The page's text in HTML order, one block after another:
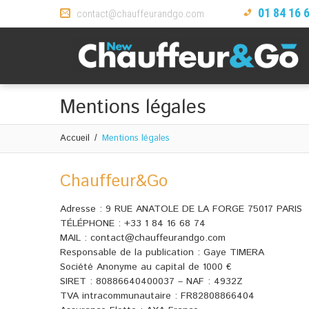
contact@chauffeurandgo.com 01 84 16
Mentions légales
Accueil Mentions légales
Chauffeur&Go
Adresse : 9 RUE ANATOLE DE LA FORGE 75017 PARIS
TÉLÉPHONE : +33 1 84 16 68 74
MAIL : contact@chauffeurandgo.com
Responsable de la publication : Gaye TIMERA
Société Anonyme au capital de 1000 €
SIRET : 80886640400037 – NAF : 4932Z
TVA intracommunautaire : FR82808866404